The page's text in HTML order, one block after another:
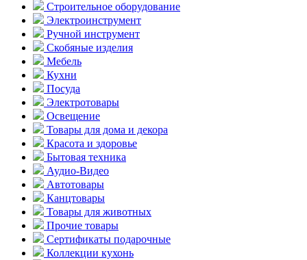
Строительное оборудование
Электроинструмент
Ручной инструмент
Скобяные изделия
Мебель
Кухни
Посуда
Электротовары
Освещение
Товары для дома и декора
Красота и здоровье
Бытовая техника
Аудио-Видео
Автотовары
Канцтовары
Товары для животных
Прочие товары
Сертификаты подарочные
Коллекции кухонь